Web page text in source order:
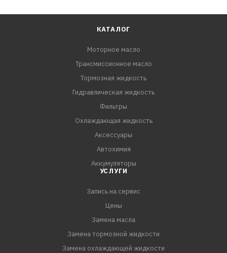
КАТАЛОГ
Моторное масло
Трансмиссионное масло
Тормозная жидкость
Гидравлическая жидкость
Фильтры
Охлаждающая жидкость
Аксессуары
Автохимия
Аккумуляторы
УСЛУГИ
Запись на сервис
Цены
Замена масла
Замена тормозной жидкости
Замена охлаждающей жидкости